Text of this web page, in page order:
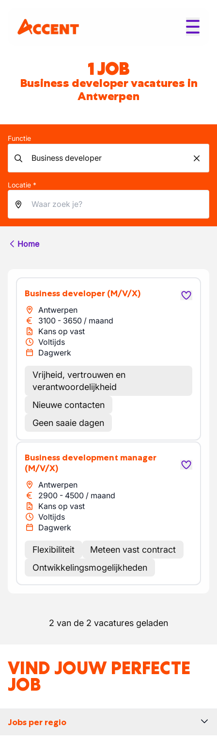
1 JOB
Business developer vacatures in
Antwerpen
Functie
Locatie *
Home
Business developer (M/V/X)
Antwerpen
3100 - 3650 / maand
Kans op vast
Voltijds
Dagwerk
Vrijheid, vertrouwen en
verantwoordelijkheid
Nieuwe contacten
Geen saaie dagen
Business development manager
(M/V/X)
Antwerpen
2900 - 4500 / maand
Kans op vast
Voltijds
Dagwerk
Flexibiliteit
Meteen vast contract
Ontwikkelingsmogelijkheden
2 van de 2 vacatures geladen
VIND JOUW PERFECTE
JOB
Jobs per regio